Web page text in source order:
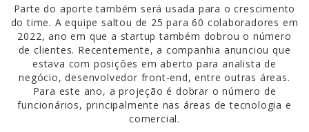
Parte do aporte também será usada para o crescimento
do time. A equipe saltou de 25 para 60 colaboradores em
2022, ano em que a startup também dobrou o número
de clientes. Recentemente, a companhia anunciou que
estava com posições em aberto para analista de
negócio, desenvolvedor front-end, entre outras áreas.
Para este ano, a projeção é dobrar o número de
funcionários, principalmente nas áreas de tecnologia e
comercial.